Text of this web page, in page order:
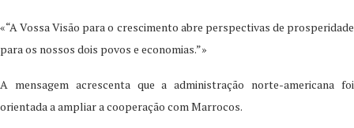
«“A Vossa Visão para o crescimento abre perspectivas de prosperidade
para os nossos dois povos e economias.”»
A mensagem acrescenta que a administração norte-americana foi
orientada a ampliar a cooperação com Marrocos.